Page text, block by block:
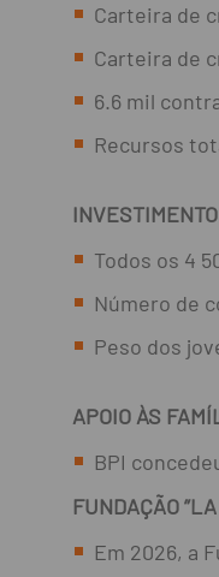
Carteira de
Carteira de
6.6 mil
Recursos
Todos os 4
Número de
Peso dos
APOIO ÀS
BPI
FUNDAÇÃO
Em 2026, a